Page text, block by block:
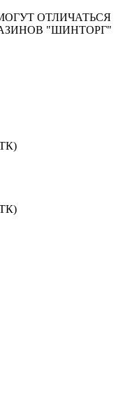
ОТЛИЧАТЬСЯ
"ШИНТОРГ"